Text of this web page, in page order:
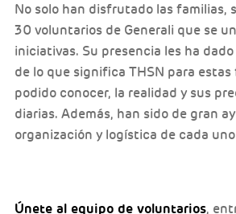
No solo han disfrutado las familias,
30 voluntarios de Generali que se
iniciativas. Su presencia les ha
de lo que significa THSN para estas
podido conocer, la realidad y sus
diarias. Además, han sido de gran
organización y logística de cada
Únete al equipo de voluntarios,